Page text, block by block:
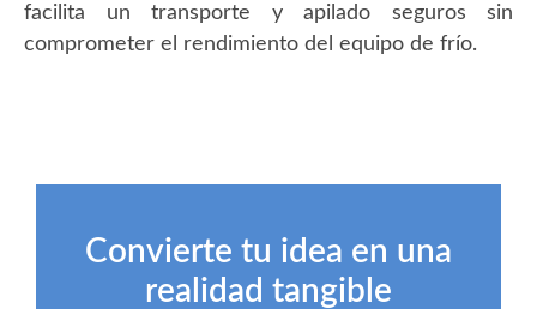
facilita un transporte y apilado seguros sin
comprometer el rendimiento del equipo de frío.
Convierte tu idea en una
realidad tangible